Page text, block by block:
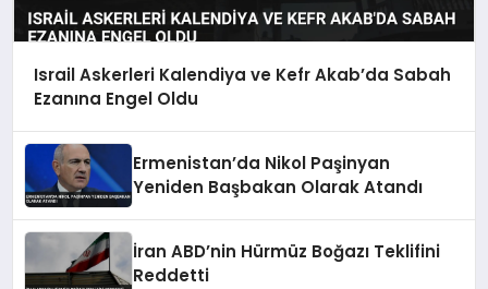
Israil Askerleri Kalendiya ve Kefr Akab’da Sabah
Ezanına Engel Oldu
Ermenistan’da Nikol Paşinyan
Yeniden Başbakan Olarak Atandı
İran ABD’nin Hürmüz Boğazı Teklifini
Reddetti